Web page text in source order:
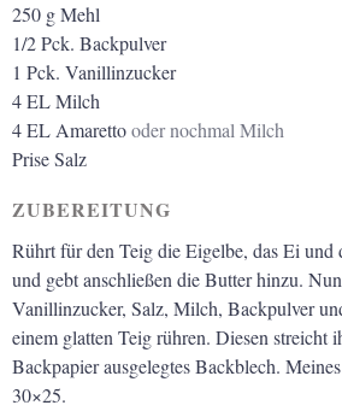
250 gMehl
1/2Pck. Backpulver
1 Pck. Vanillinzucker
4ELMilch
4ELAmarettooder nochmal Milch
Prise Salz
ZUBEREITUNG
Rührt für den Teig die Eigelbe, das Ei und
und gebt anschließen die Butter hinzu.
Vanillinzucker, Salz, Milch, Backpulver
einem glatten Teig rühren. Diesen streicht
Backpapier ausgelegtes Backblech.
30×25.